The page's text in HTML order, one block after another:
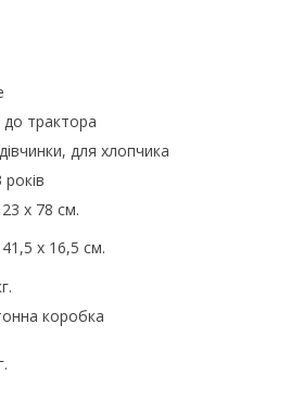
до трактора
для хлопчика
років
x 78 см.
x 16,5 см.
коробка